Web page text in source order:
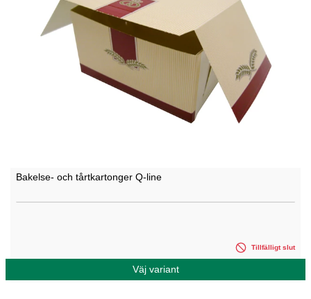
Bakelse- och tårtkartonger Q-line
Tillfälligt slut
Väj variant